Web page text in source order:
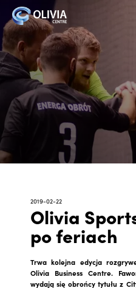
2019-02-22
Olivia
po feriach
Trwa kolejna edycja
Olivia Business Centre.
wydają się obrońcy tytułu z